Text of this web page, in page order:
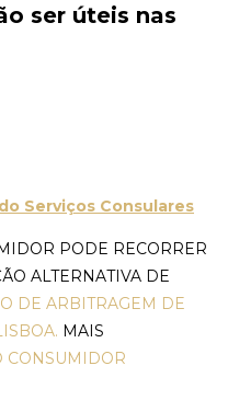
ser úteis nas
Serviços Consulares
PODE RECORRER
ALTERNATIVA DE
DE ARBITRAGEM DE
MAIS
CONSUMIDOR